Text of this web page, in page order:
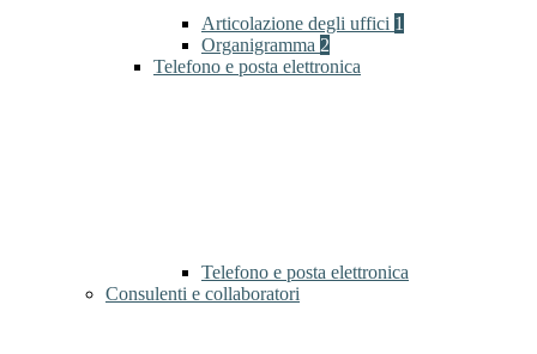
Articolazione degli uffici 1
Organigramma 2
Telefono e posta elettronica
Telefono e posta elettronica
Consulenti e collaboratori